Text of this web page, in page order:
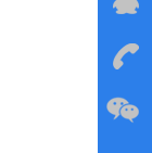
在线
咨询